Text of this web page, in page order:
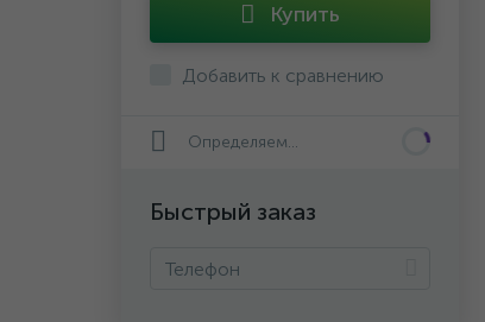
Купить
Добавить к сравнению
Определяем...
Быстрый заказ